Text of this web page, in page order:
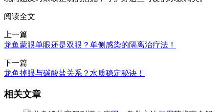
阅读全文
上一篇
龙鱼蒙眼单眼还是双眼？单侧感染的隔离治疗法！
下一篇
龙鱼掉眼与碳酸盐关系？水质稳定秘诀！
相关文章